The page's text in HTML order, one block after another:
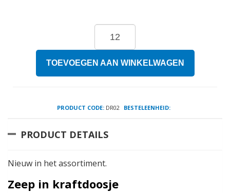
TOEVOEGEN AAN WINKELWAGEN
PRODUCT CODE: DR02 BESTELEENHEID:
PRODUCT DETAILS
Nieuw in het assortiment.
Zeep in kraftdoosje